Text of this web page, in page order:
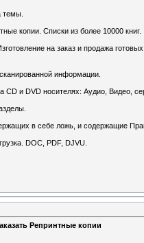
темы.
копии. Списки из более 10000 книг.
на заказ и продажа
информации.
и DVD носителях: Аудио, Видео,
в себе ложь, и содержащие
DOC, PDF, DJVU.
Репринтные копии